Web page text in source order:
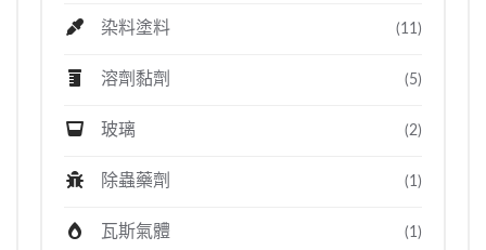
染料塗料 (11)
溶劑黏劑 (5)
玻璃 (2)
除蟲藥劑 (1)
瓦斯氣體 (1)